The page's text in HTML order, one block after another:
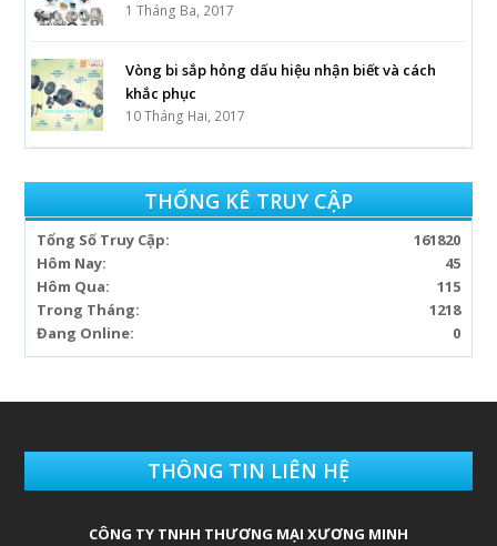
1 Tháng Ba, 2017
Vòng bi sắp hỏng dấu hiệu nhận biết và cách
khắc phục
10 Tháng Hai, 2017
THỐNG KÊ TRUY CẬP
161820
Tổng Số Truy Cập:
45
Hôm Nay:
115
Hôm Qua:
1218
Trong Tháng:
0
Đang Online:
THÔNG TIN LIÊN HỆ
CÔNG TY TNHH THƯƠNG MẠI XƯƠNG MINH